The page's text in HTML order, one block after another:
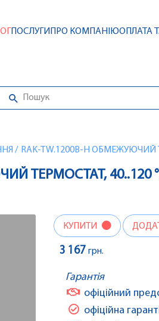
ПОСЛУГИ ПРО КОМПАНІЮОПЛАТА
/ RAK-TW.1200B-H ОБМЕЖУЮЧИЙ
ТЕРМОСТАТ,
КУПИТИ
3 167 грн.
Гарантія
офіційний
офіційна